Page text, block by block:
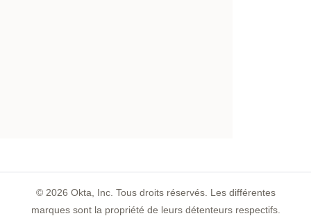
© 2026 Okta, Inc. Tous droits réservés. Les différentes
marques sont la propriété de leurs détenteurs respectifs.